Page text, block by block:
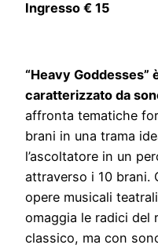
Ingresso € 15
“Heavy Goddesses”
caratterizzato da
affronta tematiche
brani in una trama
l’ascoltatore in un
attraverso i 10 brani.
opere musicali teatrali
omaggia le radici del
classico, ma con